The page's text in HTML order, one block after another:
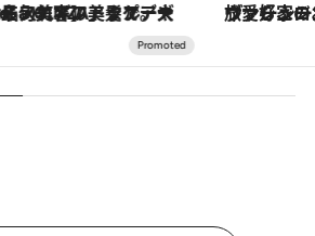
オートマティック」。旅愛好家のお気に入りコレクションから、ジェンダーレスな新作が登場